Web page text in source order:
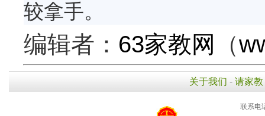
较拿手。
编辑者： 63家教网 （
关于我们 - 请家教
联系电